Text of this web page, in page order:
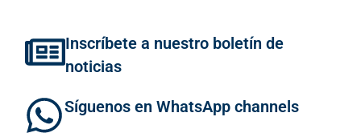
Inscríbete a nuestro boletín de
noticias
Síguenos en WhatsApp channels